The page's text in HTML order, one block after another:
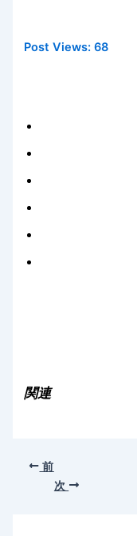
Post Views: 68
関連
前
次